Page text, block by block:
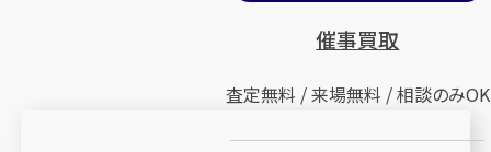
催事買取
査定無料 / 来場無料 / 相談のみOK